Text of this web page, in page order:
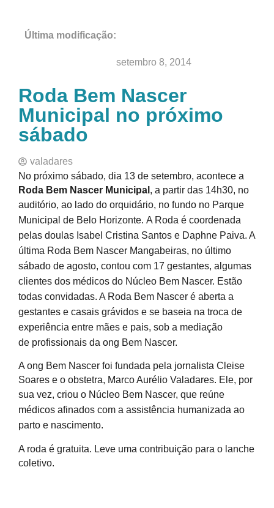
Última modificação:
setembro 8, 2014
Roda Bem Nascer
Municipal no próximo
sábado
valadares
No próximo sábado, dia 13 de setembro, acontece a
Roda Bem Nascer Municipal , a partir das 14h30, no
auditório, ao lado do orquidário, no fundo no Parque
Municipal de Belo Horizonte. A Roda é coordenada
pelas doulas Isabel Cristina Santos e Daphne Paiva. A
última Roda Bem Nascer Mangabeiras, no último
sábado de agosto, contou com 17 gestantes, algumas
clientes dos médicos do Núcleo Bem Nascer. Estão
todas convidadas. A Roda Bem Nascer é aberta a
gestantes e casais grávidos e se baseia na troca de
experiência entre mães e pais, sob a mediação
de profissionais da ong Bem Nascer.
A ong Bem Nascer foi fundada pela jornalista Cleise
Soares e o obstetra, Marco Aurélio Valadares. Ele, por
sua vez, criou o Núcleo Bem Nascer, que reúne
médicos afinados com a assistência humanizada ao
parto e nascimento.
A roda é gratuita. Leve uma contribuição para o lanche
coletivo.